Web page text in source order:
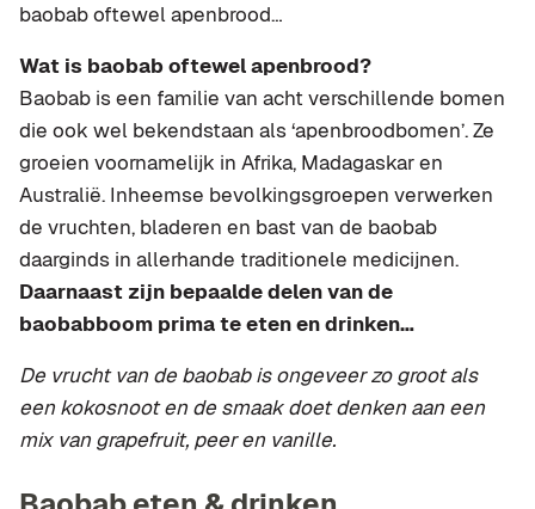
baobab oftewel apenbrood…
Wat is baobab oftewel apenbrood?
Baobab is een familie van acht verschillende bomen
die ook wel bekendstaan als ‘apenbroodbomen’. Ze
groeien voornamelijk in Afrika, Madagaskar en
Australië. Inheemse bevolkingsgroepen verwerken
de vruchten, bladeren en bast van de baobab
daarginds in allerhande traditionele medicijnen.
Daarnaast zijn bepaalde delen van de
baobabboom prima te eten en drinken…
De vrucht van de baobab is ongeveer zo groot als
een kokosnoot en de smaak doet denken aan een
mix van grapefruit, peer en vanille.